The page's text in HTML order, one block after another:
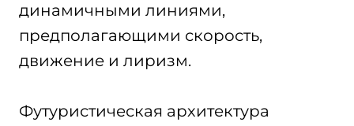
динамичными линиями,
предполагающими скорость,
движение и лиризм.
Футуристическая архитектура